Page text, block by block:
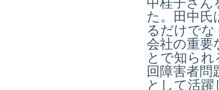
た。田中氏
るだけで
会社の重要
とで知ら
回障害者問
として活躍